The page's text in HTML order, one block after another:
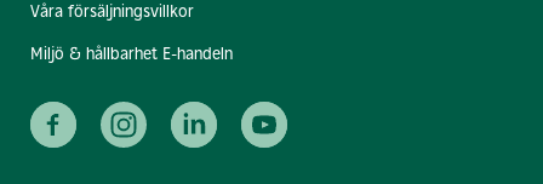
Våra försäljningsvillkor
Miljö & hållbarhet E-handeln